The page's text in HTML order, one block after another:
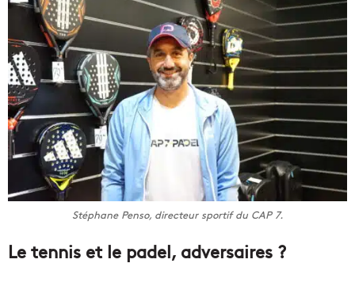
Stéphane Penso, directeur sportif du CAP 7.
Le tennis et le padel, adversaires ?